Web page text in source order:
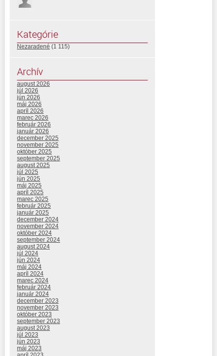
Kategórie
Nezaradené (1 115)
Archív
august 2026
júl 2026
jún 2026
máj 2026
apríl 2026
marec 2026
február 2026
január 2026
december 2025
november 2025
október 2025
september 2025
august 2025
júl 2025
jún 2025
máj 2025
apríl 2025
marec 2025
február 2025
január 2025
december 2024
november 2024
október 2024
september 2024
august 2024
júl 2024
jún 2024
máj 2024
apríl 2024
marec 2024
február 2024
január 2024
december 2023
november 2023
október 2023
september 2023
august 2023
júl 2023
jún 2023
máj 2023